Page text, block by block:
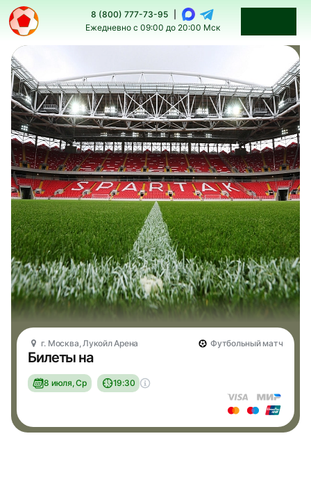
8 (800) 777-73-95
Ежедневно с 09:00 до 20:00 Мск
г. Москва, Лукойл Арена Футбольный матч
Билеты на
8 июля, Ср 19:30